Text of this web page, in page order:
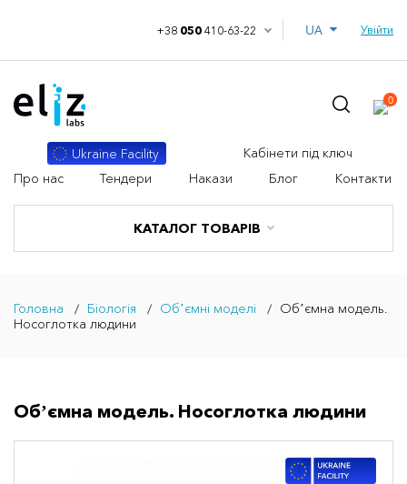
+38 050410-63-22 Увійти
КАТАЛОГ ТОВАРІВ
Ukraine Facility
Кабінети під ключ
Про нас
Тендери Накази Блог Контакти
0
Головна Біологія Обʼємні моделі
Обʼємна модель.
Носоглотка людини
Обʼємна модель. Носоглотка людини